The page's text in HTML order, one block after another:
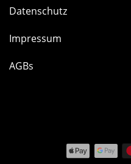
Datenschutz
Impressum
AGBs